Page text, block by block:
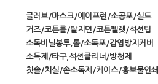
글러브/마스크/에이프런/소공포/실드
거즈/코튼롤/탈지면/코튼펠렛/석션팁
소독비닐봉투,롤/소독포/감염방지커버
소독제/타구,석션클리너/방청제
칫솔/치실/손소독제/케이스/홍보물인쇄